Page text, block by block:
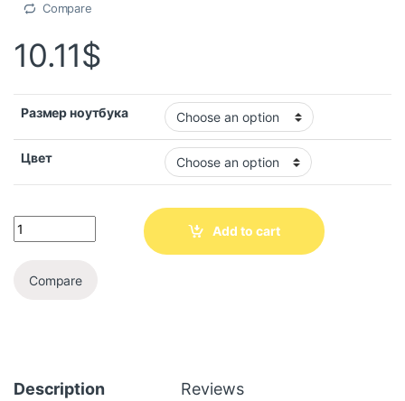
Compare
10.11$
Размер ноутбука
Цвет
Add to cart
Compare
Description Reviews